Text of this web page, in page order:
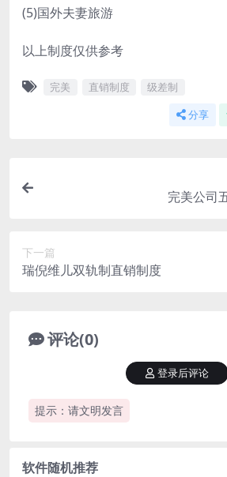
(5)国外夫妻旅游
以上制度仅供参考
完美 直销制度 级差制
分享
完美公司
下一篇
瑞倪维儿双轨制直销制度
评论(0)
提示：请文明发言
登录后评论
软件随机推荐